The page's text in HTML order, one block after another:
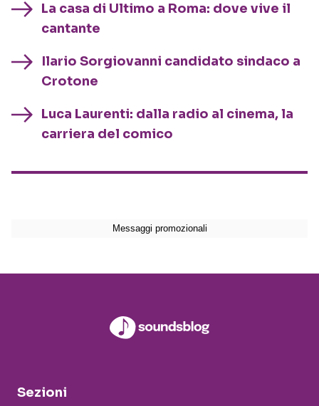
La casa di Ultimo a Roma: dove vive il
cantante
Ilario Sorgiovanni candidato sindaco a
Crotone
Luca Laurenti: dalla radio al cinema, la
carriera del comico
Sezioni